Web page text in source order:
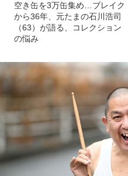
空き缶を3万缶集め…ブレイク
から36年、元たまの石川浩司
（63）が語る、コレクション
の悩み